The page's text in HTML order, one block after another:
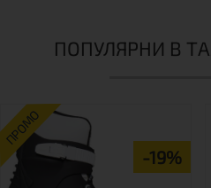
ПОПУЛЯРНИ В
ПРОМО
-19%